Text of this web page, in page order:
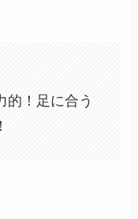
的！足に合う